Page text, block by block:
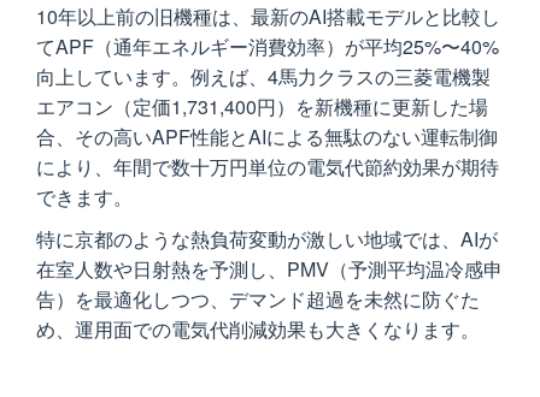
10年以上前の旧機種は、最新のAI搭載モデルと比較し
てAPF（通年エネルギー消費効率）が平均25%〜40%
向上しています。例えば、4馬力クラスの三菱電機製
エアコン（定価1,731,400円）を新機種に更新した場
合、その高いAPF性能とAIによる無駄のない運転制御
により、年間で数十万円単位の電気代節約効果が期待
できます。
特に京都のような熱負荷変動が激しい地域では、AIが
在室人数や日射熱を予測し、PMV（予測平均温冷感申
告）を最適化しつつ、デマンド超過を未然に防ぐた
め、運用面での電気代削減効果も大きくなります。